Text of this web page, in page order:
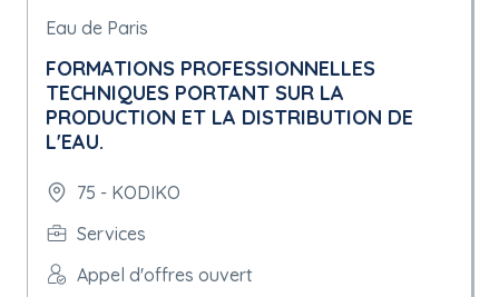
Eau de Paris
FORMATIONS PROFESSIONNELLES
TECHNIQUES PORTANT SUR LA
PRODUCTION ET LA DISTRIBUTION DE
L'EAU.
75 - KODIKO
Services
Appel d'offres ouvert